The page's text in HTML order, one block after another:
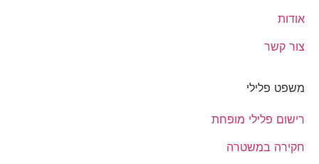
אודות
צור קשר
משפט פלילי
רישום פלילי מופחת
חקירה במשטרה